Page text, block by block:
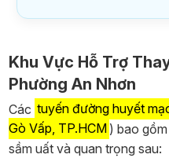
Khu Vực Hỗ Trợ
Phường An Nhơn
Các tuyến đường huyết
Gò Vấp, TP.HCM ) bao
sầm uất và quan trọng sau: